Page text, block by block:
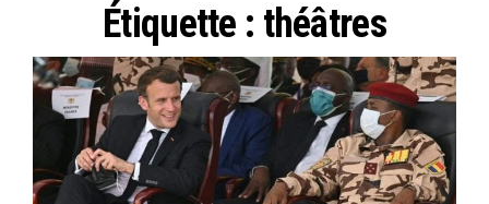
Étiquette : théâtres